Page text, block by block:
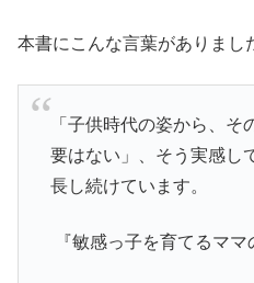
本書にこんな言葉がありまし
「子供時代の姿から、
要はない」、そう実感し
長し続けています。
『敏感っ子を育てるマ